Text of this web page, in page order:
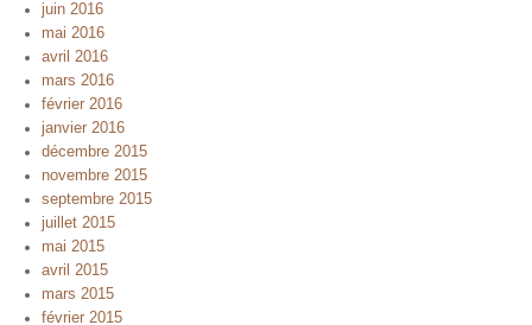
juin 2016
mai 2016
avril 2016
mars 2016
février 2016
janvier 2016
décembre 2015
novembre 2015
septembre 2015
juillet 2015
mai 2015
avril 2015
mars 2015
février 2015